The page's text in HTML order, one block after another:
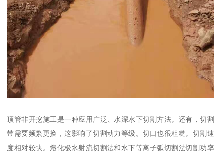
顶管非开挖施工是一种应用广泛、水深水下切割方法。还有，切割
带需要频繁更换，这影响了切割动力等级。切口也很粗糙。切割速
度相对较快。熔化极水射流切割法和水下等离子弧切割法切割功率